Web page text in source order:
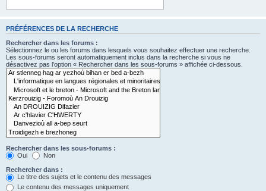
PRÉFÉRENCES DE LA RECHERCHE
Rechercher dans les forums :
Sélectionnez le ou les forums dans lesquels vous souhaitez effectuer une recherche.
Les sous-forums seront automatiquement inclus dans la recherche si vous ne
désactivez pas l’option « Rechercher dans les sous-forums » affichée ci-dessous.
Rechercher dans les sous-forums :
Oui
Non
Rechercher dans :
Le titre des sujets et le contenu des messages
Le contenu des messages uniquement